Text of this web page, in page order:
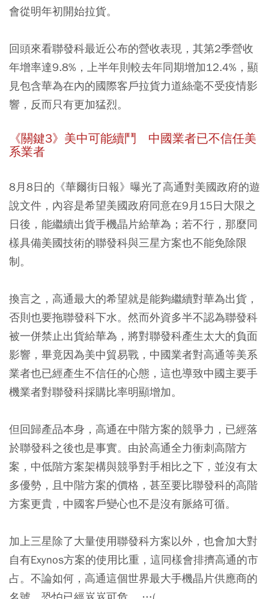
會從明年初開始拉貨。
回頭來看聯發科最近公布的營收表現，其第2季營收
年增率達9.8%，上半年則較去年同期增加12.4%，顯
見包含華為在內的國際客戶拉貨力道絲毫不受疫情影
響，反而只有更加猛烈。
《關鍵3》美中可能續鬥 中國業者已不信任美
系業者
8月8日的《華爾街日報》曝光了高通對美國政府的遊
說文件，內容是希望美國政府同意在9月15日大限之
日後，能繼續出貨手機晶片給華為；若不行，那麼同
樣具備美國技術的聯發科與三星方案也不能免除限
制。
換言之，高通最大的希望就是能夠繼續對華為出貨，
否則也要拖聯發科下水。然而外資多半不認為聯發科
被一併禁止出貨給華為，將對聯發科產生太大的負面
影響，畢竟因為美中貿易戰，中國業者對高通等美系
業者也已經產生不信任的心態，這也導致中國主要手
機業者對聯發科採購比率明顯增加。
但回歸產品本身，高通在中階方案的競爭力，已經落
於聯發科之後也是事實。由於高通全力衝刺高階方
案，中低階方案架構與競爭對手相比之下，並沒有太
多優勢，且中階方案的價格，甚至要比聯發科的高階
方案更貴，中國客戶變心也不是沒有脈絡可循。
加上三星除了大量使用聯發科方案以外，也會加大對
自有Exynos方案的使用比重，這同樣會排擠高通的市
占。不論如何，高通這個世界最大手機晶片供應商的